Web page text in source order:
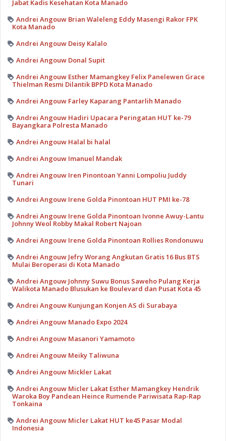
Jabat Kadis Kesehatan Kota Manado
Andrei Angouw Brian Waleleng Eddy Masengi Rakor FPK
Kota Manado
Andrei Angouw Deisy Kalalo
Andrei Angouw Donal Supit
Andrei Angouw Esther Mamangkey Felix Panelewen Grace
Thielman Resmi Dilantik BPPD Kota Manado
Andrei Angouw Farley Kaparang Pantarlih Manado
Andrei Angouw Hadiri Upacara Peringatan HUT ke-79
Bayangkara Polresta Manado
Andrei Angouw Halal bi halal
Andrei Angouw Imanuel Mandak
Andrei Angouw Iren Pinontoan Yanni Lompoliu Juddy
Tunari
Andrei Angouw Irene Golda Pinontoan HUT PMI ke-78
Andrei Angouw Irene Golda Pinontoan Ivonne Awuy-Lantu
Johnny Weol Robby Makal Robert Najoan
Andrei Angouw Irene Golda Pinontoan Rollies Rondonuwu
Andrei Angouw Jefry Worang Angkutan Gratis 16 Bus BTS
Mulai Beroperasi di Kota Manado
Andrei Angouw Johnny Suwu Bonus Saweho Pulang Kerja
Walikota Manado Blusukan ke Boulevard dan Pusat Kota 45
Andrei Angouw Kunjungan Konjen AS di Surabaya
Andrei Angouw Manado Expo 2024
Andrei Angouw Masanori Yamamoto
Andrei Angouw Meiky Taliwuna
Andrei Angouw Mickler Lakat
Andrei Angouw Micler Lakat Esther Mamangkey Hendrik
Waroka Boy Pandean Heince Rumende Pariwisata Rap-Rap
Tonkaina
Andrei Angouw Micler Lakat HUT ke45 Pasar Modal
Indonesia